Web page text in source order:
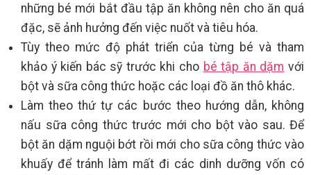
những bé mới bắt đầu tập ăn không nên cho ăn quá
đặc, sẽ ảnh hưởng đến việc nuốt và tiêu hóa.
Tùy theo mức độ phát triển của từng bé và tham
khảo ý kiến bác sỹ trước khi cho bé tập ăn dặm với
bột và sữa công thức hoặc các loại đồ ăn thô khác.
Làm theo thứ tự các bước theo hướng dẫn, không
nấu sữa công thức trước mới cho bột vào sau. Để
bột ăn dặm nguội bớt rồi mới cho sữa công thức vào
khuấy để tránh làm mất đi các dinh dưỡng vốn có